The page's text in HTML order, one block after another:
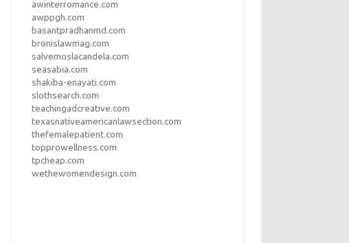
awinterromance.com
awppgh.com
basantpradhanmd.com
bronislawmag.com
salvemoslacandela.com
seasabia.com
shakiba-enayati.com
slothsearch.com
teachingadcreative.com
texasnativeamericanlawsection.com
thefemalepatient.com
topprowellness.com
tpcheap.com
wethewomendesign.com